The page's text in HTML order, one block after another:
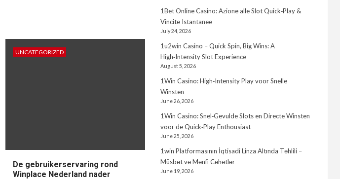
UNCATEGORIZED
De gebruikerservaring rond
Winplace Nederland nader
1Bet Online Casino: Azione alle Slot Quick‑Play &
Vincite Istantanee
July 24, 2026
1u2win Casino – Quick Spin, Big Wins: A
High‑Intensity Slot Experience
August 5, 2026
1Win Casino: High‑Intensity Play voor Snelle
Winsten
June 26, 2026
1Win Casino: Snel‑Gevulde Slots en Directe Winsten
voor de Quick‑Play Enthousiast
June 25, 2026
1win Platformasının İqtisadi Linza Altında Təhlili –
Müsbət və Mənfi Cəhətlər
June 19, 2026